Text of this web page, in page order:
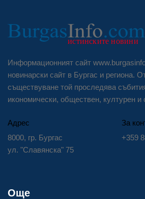
Информационният сайт
новинарски сайт в Бургас и региона.
съществуване той проследява
икономически, обществен, културен и
Адрес
8000, гр. Бургас
ул. "Славянска" 75
За
+359
Още